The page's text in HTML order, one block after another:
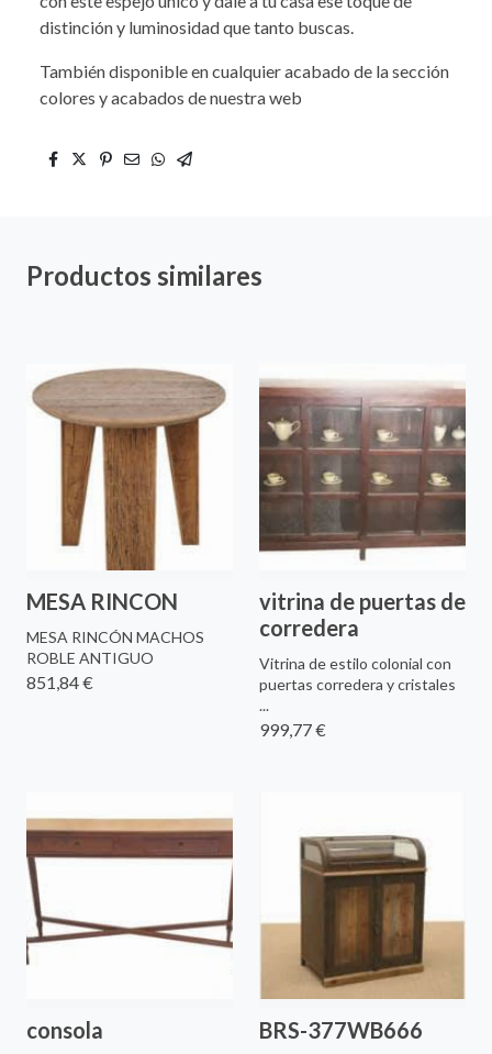
distinción y luminosidad que tanto buscas.
También disponible en cualquier acabado de la sección
colores y acabados de nuestra web
Productos similares
MESA RINCON
MESA RINCÓN MACHOS
ROBLE ANTIGUO
851,84 €
vitrina de puertas de
corredera
Vitrina de estilo colonial con
puertas corredera y cristales
...
999,77 €
consola BRS-377WB666